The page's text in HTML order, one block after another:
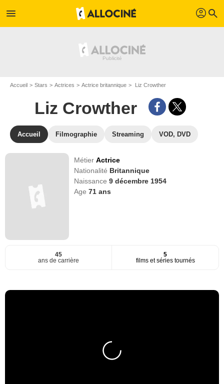
menu profil search
Accueil Stars Actrices Actrice britannique Liz Crowther
Liz Crowther
Accueil Filmographie Streaming VOD, DVD
MétierActrice
Nationalité Britannique
Naissance9 décembre 1954
Age71 ans
45
ans de carrière
5
films et séries tournés